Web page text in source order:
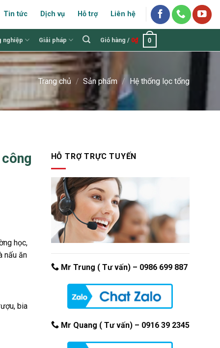
Tin tức Dịch vụ Hỗ trợ Liên hệ
nghiệp Giải pháp Giỏ hàng / 0₫ 0
Trang chủ / Sản phẩm / Hệ thống lọc tổng
học,
nấu ăn
bia
HỖ TRỢ TRỰC TUYẾN
Mr Trung ( Tư vấn) – 0986 699 887
Mr Quang ( Tư vấn) – 0916 39 2345